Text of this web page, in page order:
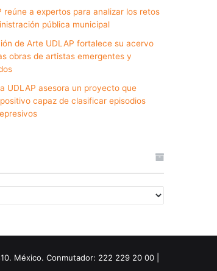
reúne a expertos para analizar los retos
pública municipal
de Arte UDLAP fortalece su acervo
obras de artistas emergentes y
UDLAP asesora un proyecto que
capaz de clasificar episodios
México. Conmutador: 222 229 20 00 |